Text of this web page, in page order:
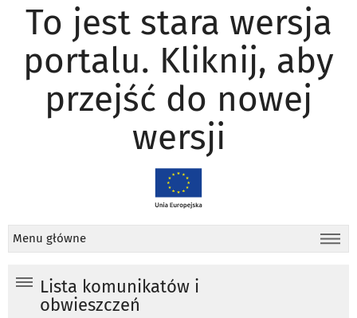
To jest stara wersja
portalu. Kliknij, aby
przejść do nowej
wersji
Menu główne
Lista komunikatów i
obwieszczeń